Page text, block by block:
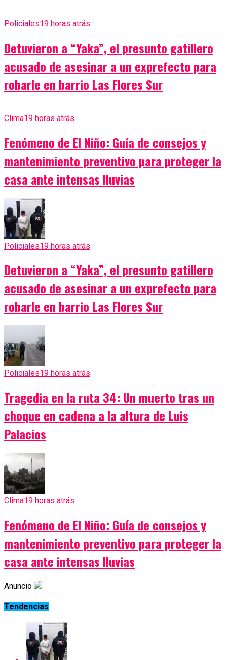
Policiales19 horas atrás
Detuvieron a “Yaka”, el presunto gatillero
acusado de asesinar a un exprefecto para
robarle en barrio Las Flores Sur
Clima19 horas atrás
Fenómeno de El Niño: Guía de consejos y
mantenimiento preventivo para proteger la
casa ante intensas lluvias
Policiales19 horas atrás
Detuvieron a “Yaka”, el presunto gatillero
acusado de asesinar a un exprefecto para
robarle en barrio Las Flores Sur
Policiales19 horas atrás
Tragedia en la ruta 34: Un muerto tras un
choque en cadena a la altura de Luis
Palacios
Clima19 horas atrás
Fenómeno de El Niño: Guía de consejos y
mantenimiento preventivo para proteger la
casa ante intensas lluvias
Anuncio
Tendencias